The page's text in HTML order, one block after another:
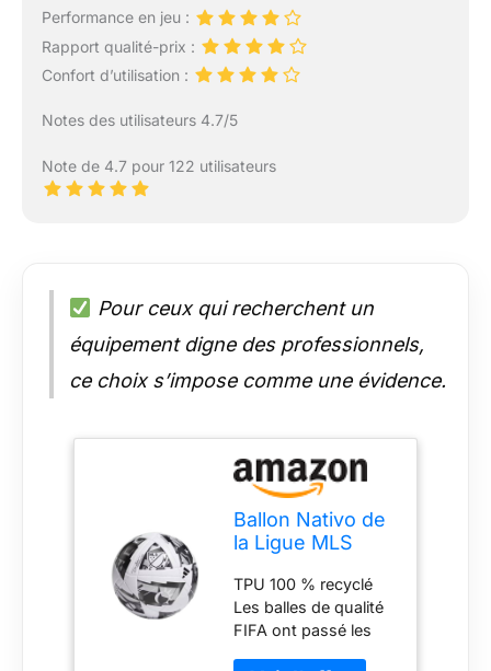
Performance en jeu :
Rapport qualité-prix :
Confort d’utilisation :
Notes des utilisateurs 4.7/5
Note de 4.7 pour 122 utilisateurs
Pour ceux qui recherchent un
équipement digne des professionnels,
ce choix s’impose comme une évidence.
Ballon Nativo de
la Ligue MLS
TPU 100 % recyclé
Les balles de qualité
FIFA ont passé les